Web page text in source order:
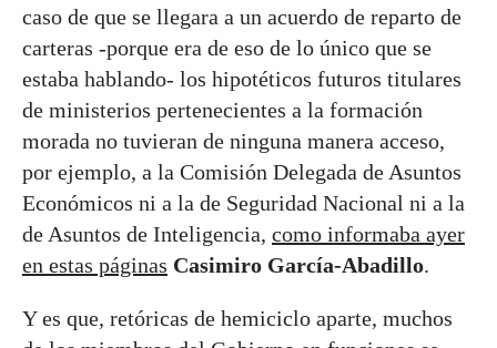
caso de que se llegara a un acuerdo de reparto de
carteras -porque era de eso de lo único que se
estaba hablando- los hipotéticos futuros titulares
de ministerios pertenecientes a la formación
morada no tuvieran de ninguna manera acceso,
por ejemplo, a la Comisión Delegada de Asuntos
Económicos ni a la de Seguridad Nacional ni a la
de Asuntos de Inteligencia, como informaba ayer
en estas páginas Casimiro García-Abadillo.
Y es que, retóricas de hemiciclo aparte, muchos